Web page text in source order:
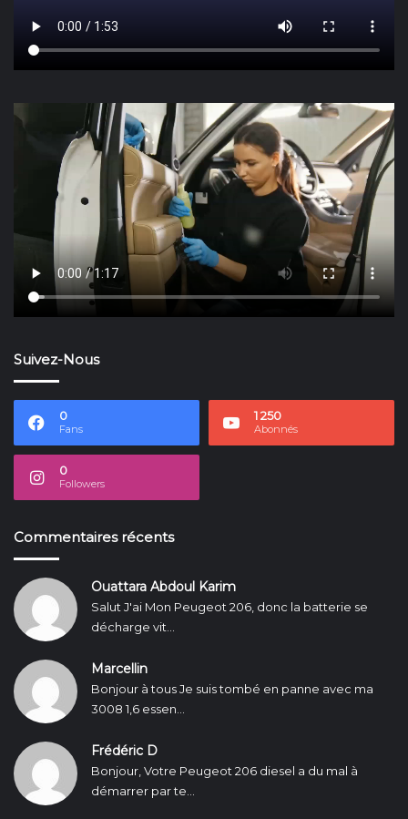
Suivez-Nous
0
Fans
1 250
Abonnés
0
Followers
Commentaires récents
Ouattara Abdoul Karim
Salut J'ai Mon Peugeot 206, donc la batterie se
décharge vit...
Marcellin
Bonjour à tous Je suis tombé en panne avec ma
3008 1,6 essen...
Frédéric D
Bonjour, Votre Peugeot 206 diesel a du mal à
démarrer par te...